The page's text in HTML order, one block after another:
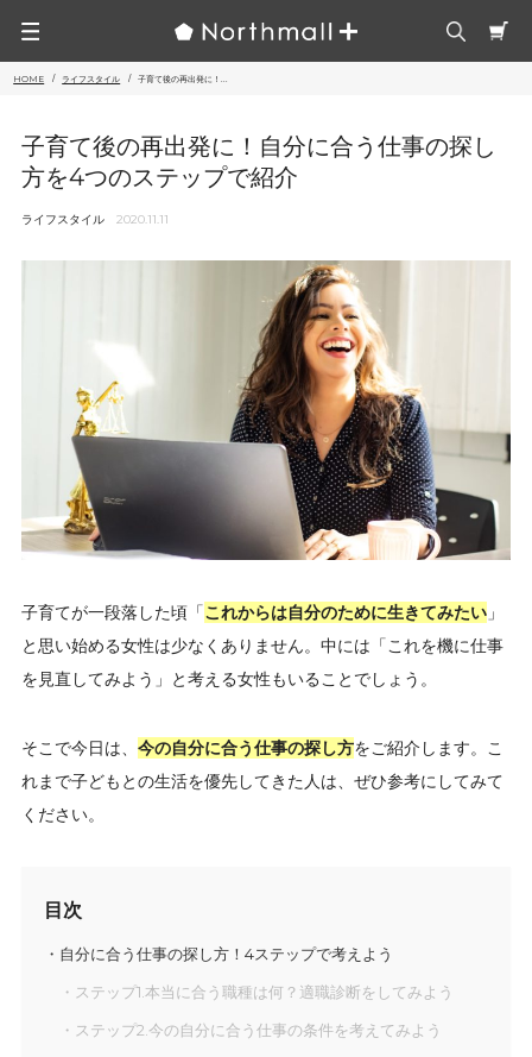
HOME ライフスタイル 子育て後の再出発に！...
子育て後の再出発に！自分に合う仕事の探し
方を4つのステップで紹介
ライフスタイル 2020.11.11
子育てが一段落した頃「これからは自分のために生きてみたい 」
と思い始める女性は少なくありません。中には「これを機に仕事
を見直してみよう」と考える女性もいることでしょう。
そこで今日は、 今の自分に合う仕事の探し方をご紹介します。こ
れまで子どもとの生活を優先してきた人は、ぜひ参考にしてみて
ください。
目次
自分に合う仕事の探し方！4ステップで考えよう
ステップ1.本当に合う職種は何？適職診断をしてみよう
ステップ2.今の自分に合う仕事の条件を考えてみよう